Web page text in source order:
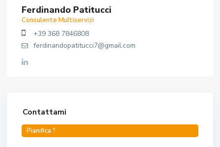
Ferdinando Patitucci
Consulente Multiservizi
+39 368 7846808
ferdinandopatitucci7@gmail.com
Contattami
Pianifica ?